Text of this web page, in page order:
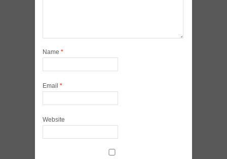
Name *
Email *
Website